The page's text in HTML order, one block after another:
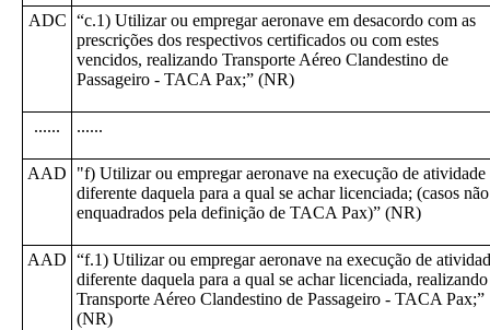
ADC “c.1) Utilizar ou empregar aeronave em desacordo com as
prescrições dos respectivos certificados ou com estes
vencidos, realizando Transporte Aéreo Clandestino de
Passageiro - TACA Pax;” (NR)
...... ......
AAD
"f) Utilizar ou empregar aeronave na execução de atividade
diferente daquela para a qual se achar licenciada; (casos não
enquadrados pela definição de TACA Pax)” (NR)
AAD “f.1) Utilizar ou empregar aeronave na execução de
diferente daquela para a qual se achar licenciada, realizando
Transporte Aéreo Clandestino de Passageiro - TACA Pax;”
(NR)